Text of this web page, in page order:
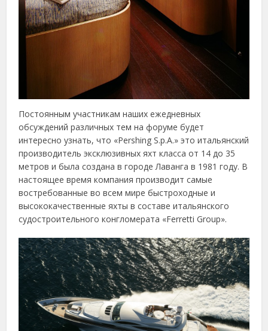
Постоянным участникам наших ежедневных
обсуждений различных тем на форуме будет
интересно узнать, что «Pershing S.p.A.» это итальянский
производитель эксклюзивных яхт класса от 14 до 35
метров и была создана в городе Лаванга в 1981 году. В
настоящее время компания производит самые
востребованные во всем мире быстроходные и
высококачественные яхты в составе итальянского
судостроительного конгломерата «Ferretti Group».